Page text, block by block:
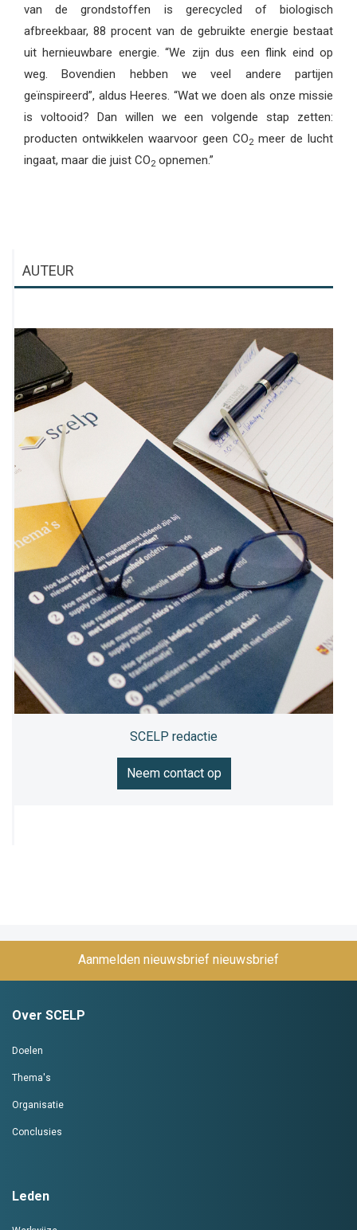
van de grondstoffen is gerecycled of biologisch
afbreekbaar, 88 procent van de gebruikte energie bestaat
uit hernieuwbare energie. “We zijn dus een flink eind op
weg. Bovendien hebben we veel andere partijen
geïnspireerd”, aldus Heeres. “Wat we doen als onze missie
is voltooid? Dan willen we een volgende stap zetten:
producten ontwikkelen waarvoor geen CO2 meer de lucht
ingaat, maar die juist CO2 opnemen.”
AUTEUR
SCELP redactie
Neem contact op
Aanmelden nieuwsbrief
Over SCELP
Doelen
Thema's
Organisatie
Conclusies
Leden